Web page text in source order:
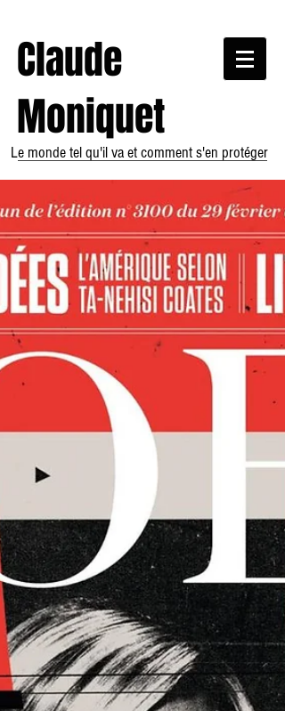
Claude
Moniquet
Le monde tel qu'il va et comment s'en protéger